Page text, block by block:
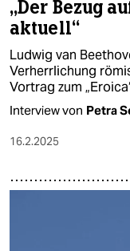
„Der Bezug
aktuell“
Ludwig van
Verherrlichung
Vortrag zum
Interview von Petra
16.2.2025